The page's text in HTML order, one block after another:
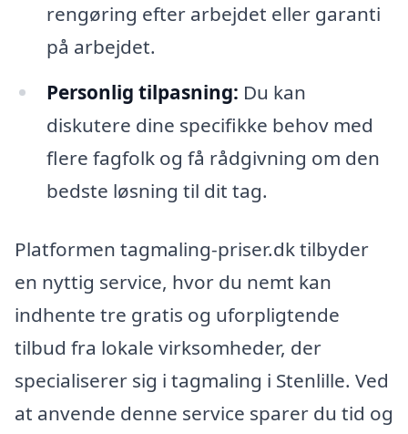
rengøring efter arbejdet eller garanti
på arbejdet.
Personlig tilpasning: Du kan
diskutere dine specifikke behov med
flere fagfolk og få rådgivning om den
bedste løsning til dit tag.
Platformen tagmaling-priser.dk tilbyder
en nyttig service, hvor du nemt kan
indhente tre gratis og uforpligtende
tilbud fra lokale virksomheder, der
specialiserer sig i tagmaling i Stenlille. Ved
at anvende denne service sparer du tid og